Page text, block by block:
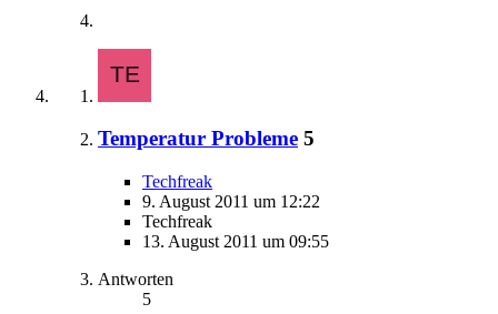
Temperatur Probleme 5
Techfreak
9. August 2011 um 12:22
Techfreak
13. August 2011 um 09:55
Antworten
5